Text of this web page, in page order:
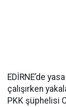
EDİRNE’de
çalışırken
PKK şüphelisi